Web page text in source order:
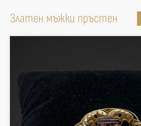
Златен мъжки пръстен